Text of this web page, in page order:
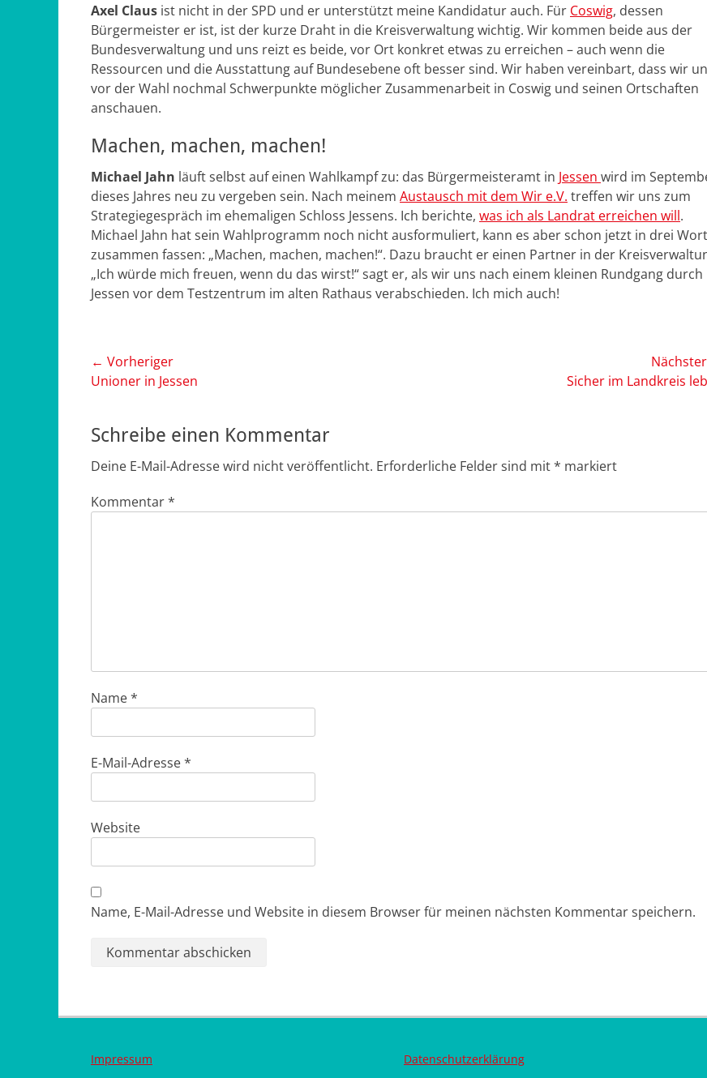
Axel Claus ist nicht in der SPD und er unterstützt meine Kandidatur auch. Für Coswig, dessen
Bürgermeister er ist, ist der kurze Draht in die Kreisverwaltung wichtig. Wir kommen beide aus der
Bundesverwaltung und uns reizt es beide, vor Ort konkret etwas zu erreichen – auch wenn die
Ressourcen und die Ausstattung auf Bundesebene oft besser sind. Wir haben vereinbart, dass wir
vor der Wahl nochmal Schwerpunkte möglicher Zusammenarbeit in Coswig und seinen Ortschaften
anschauen.
Machen, machen, machen!
Michael Jahn läuft selbst auf einen Wahlkampf zu: das Bürgermeisteramt in Jessen wird im
dieses Jahres neu zu vergeben sein. Nach meinem Austausch mit dem Wir e.V. treffen wir uns zum
Strategiegespräch im ehemaligen Schloss Jessens. Ich berichte, was ich als Landrat erreichen will.
Michael Jahn hat sein Wahlprogramm noch nicht ausformuliert, kann es aber schon jetzt in drei
zusammen fassen: „Machen, machen, machen!“. Dazu braucht er einen Partner in der
„Ich würde mich freuen, wenn du das wirst!“ sagt er, als wir uns nach einem kleinen Rundgang durch
Jessen vor dem Testzentrum im alten Rathaus verabschieden. Ich mich auch!
Beitragsnavigation
← Vorheriger
Vorheriger
Unioner in Jessen Sicher im Landkreis
Schreibe einen Kommentar
Deine E-Mail-Adresse wird nicht veröffentlicht. Erforderliche Felder sind mit* markiert
Kommentar*
Name*
E-Mail-Adresse*
Website
Name, E-Mail-Adresse und Website in diesem Browser für meinen nächsten Kommentar speichern.
Impressum Datenschutzerklärung